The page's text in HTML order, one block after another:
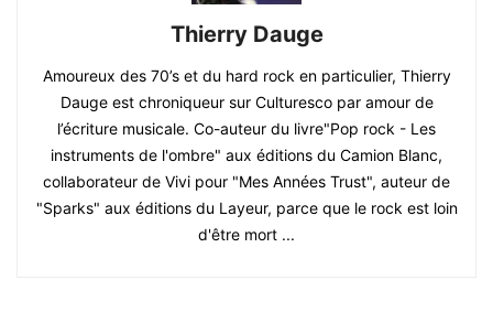
Thierry Dauge
Amoureux des 70’s et du hard rock en particulier, Thierry
Dauge est chroniqueur sur Culturesco par amour de
l’écriture musicale. Co-auteur du livre"Pop rock - Les
instruments de l'ombre" aux éditions du Camion Blanc,
collaborateur de Vivi pour "Mes Années Trust", auteur de
"Sparks" aux éditions du Layeur, parce que le rock est loin
d'être mort ...